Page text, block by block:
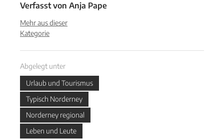
Verfasst von Anja Pape
Mehr aus dieser
Kategorie
Abgelegt unter
Urlaub und Tourismus
Typisch Norderney
Norderney regional
Leben und Leute